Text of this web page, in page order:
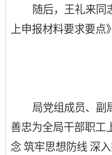
随后，王礼来同
上申报材料要求要点
局党组成员、副
善忠为全局干部职工
念 筑牢思想防线 深